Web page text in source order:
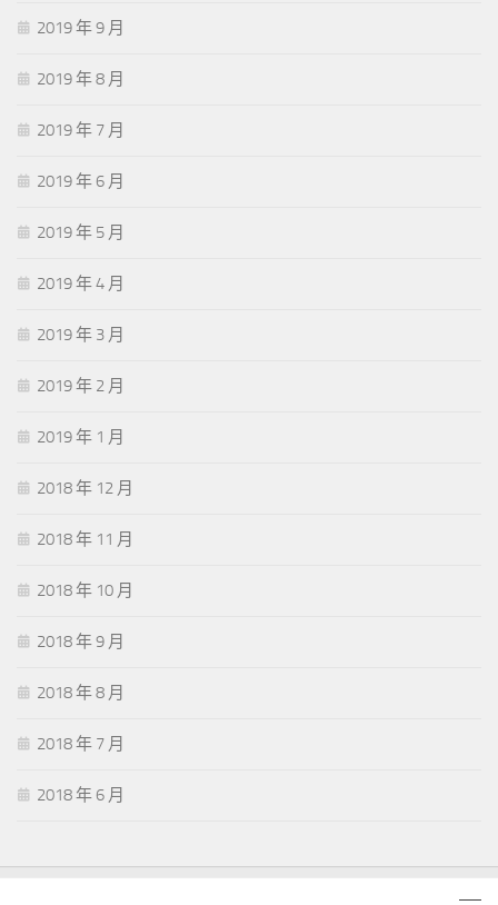
2019 年 9 月
2019 年 8 月
2019 年 7 月
2019 年 6 月
2019 年 5 月
2019 年 4 月
2019 年 3 月
2019 年 2 月
2019 年 1 月
2018 年 12 月
2018 年 11 月
2018 年 10 月
2018 年 9 月
2018 年 8 月
2018 年 7 月
2018 年 6 月